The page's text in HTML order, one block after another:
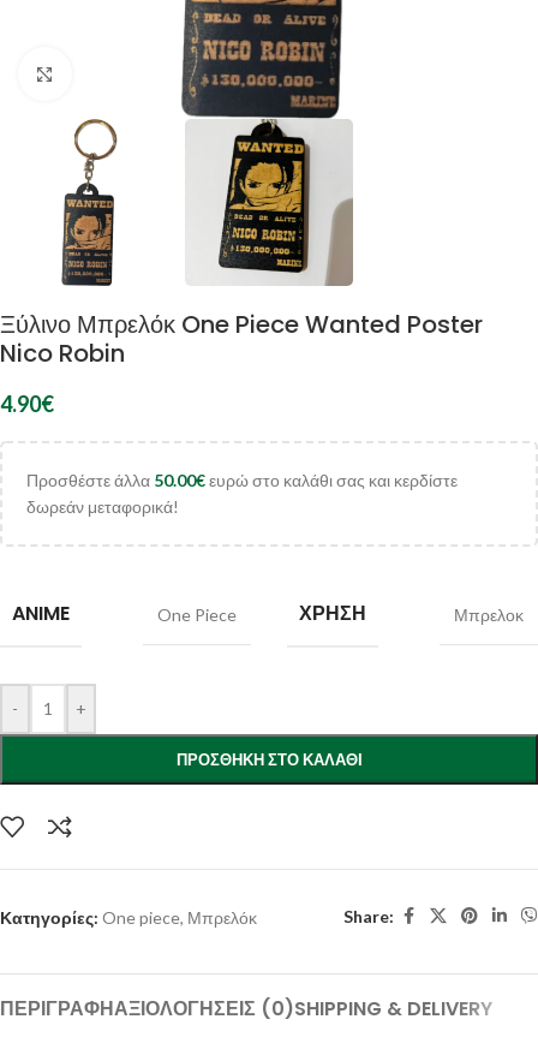
Κλικ για μεγέθυνση
Ξύλινο Μπρελόκ One Piece Wanted Poster
Nico Robin
4.90€
Προσθέστε άλλα 50.00€ευρώ στο καλάθι σας και κερδίστε
δωρεάν μεταφορικά!
ANIME One Piece ΧΡΉΣΗ Μπρελοκ
- +
ΠΡΟΣΘΉΚΗ ΣΤΟ ΚΑΛΆΘΙ
Κατηγορίες: One piece, Μπρελόκ Share:
ΠΕΡΙΓΡΑΦΉΑΞΙΟΛΟΓΉΣΕΙΣ (0)SHIPPING & DELIVERY